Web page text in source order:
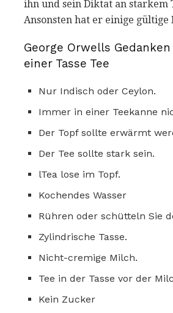
ihn und sein Diktat an starkem
Ansonsten hat er einige gültige
George Orwells
einer Tasse Tee
Nur Indisch oder Ceylon.
Immer in einer Teekanne
Der Topf sollte erwärmt
Der Tee sollte stark sein.
lTea lose im Topf.
Kochendes Wasser
Rühren oder schütteln Sie
Zylindrische Tasse.
Nicht-cremige Milch.
Tee in der Tasse vor der
Kein Zucker